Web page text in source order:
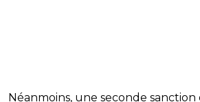
Néanmoins, une seconde